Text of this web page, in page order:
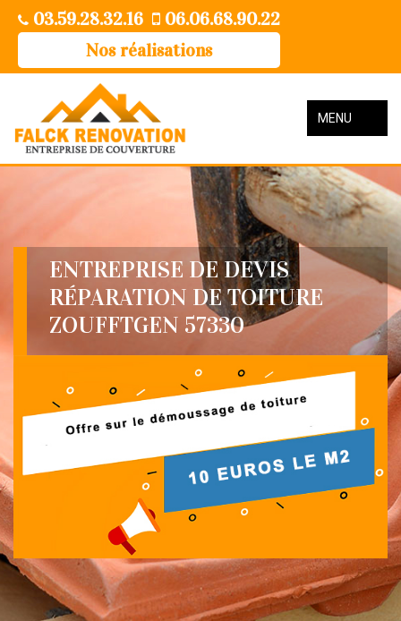
03.59.28.32.16
06.06.68.90.22
Nos réalisations
MENU
ENTREPRISE DE DEVIS
RÉPARATION DE TOITURE
ZOUFFTGEN 57330